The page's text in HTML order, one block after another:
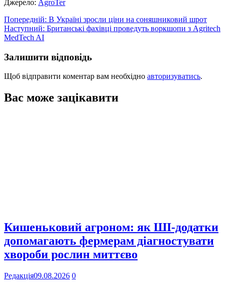
Джерело: АgroTer
Навігація
записів
Попередній: В Україні зросли ціни на соняшниковий шрот
Наступний: Британські фахівці проведуть воркшопи з Agritech
MedTech AI
Залишити відповідь
Щоб відправити коментар вам необхідно авторизуватись.
Вас може зацікавити
Кишеньковий агроном: як ШІ-додатки
допомагають фермерам діагностувати
хвороби рослин миттєво
Редакція09.08.2026 0